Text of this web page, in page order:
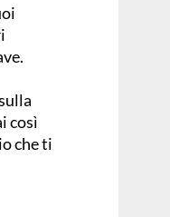
così
che ti